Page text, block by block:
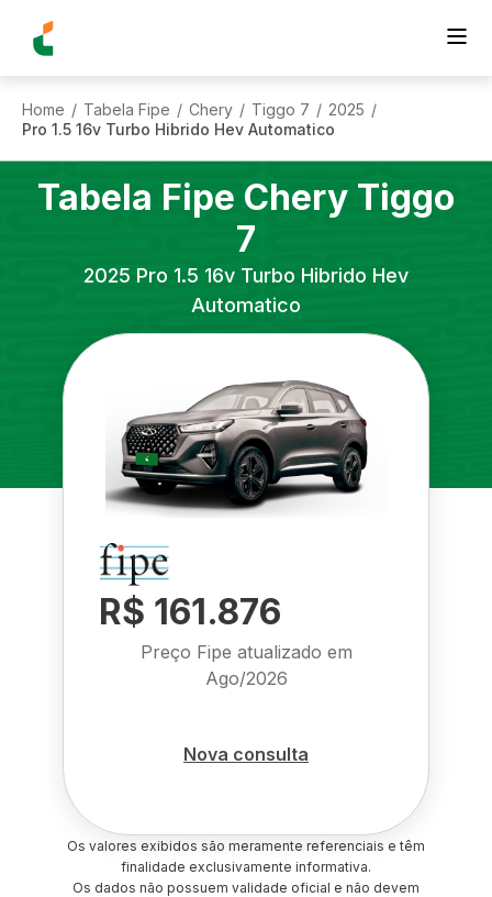
Home / Tabela Fipe / Chery / Tiggo 7 / 2025 /
Pro 1.5 16v Turbo Hibrido Hev Automatico
Tabela Fipe Chery Tiggo
7
2025 Pro 1.5 16v Turbo Hibrido Hev
Automatico
R$ 161.876
Preço Fipe atualizado em
Ago/2026
Nova consulta
Os valores exibidos são meramente referenciais e têm
finalidade exclusivamente informativa.
Os dados não possuem validade oficial e não devem